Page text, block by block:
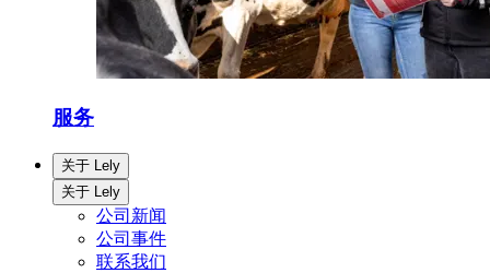
服务
关于 Lely
关于 Lely
公司新闻
公司事件
联系我们